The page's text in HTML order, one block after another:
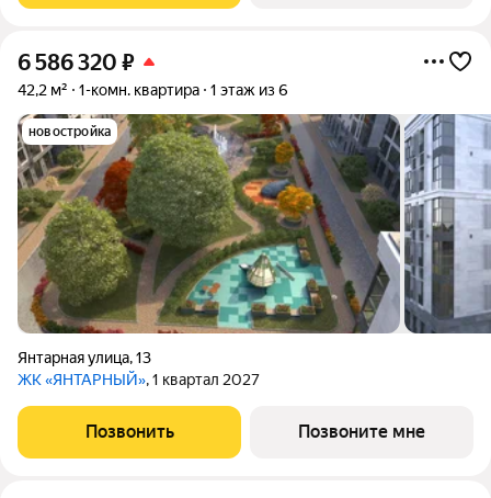
6 586 320 ₽
42,2 м² 1-комн. квартира 1 этаж из 6
новостройка
Янтарная улица,13
ЖК «ЯНТАРНЫЙ», 1 квартал 2027
Позвонить Позвоните мне